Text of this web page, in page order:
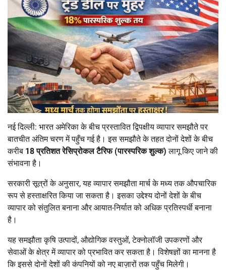
नई दिल्ली: भारत अमेरिका के बीच प्रस्तावित द्विपक्षीय व्यापार समझौते पर
बातचीत अंतिम चरण में पहुँच गई है। इस समझौते के तहत दोनों देशों के बीच
करीब 18 प्रतिशत रेसिप्रोकल टैरिफ (पारस्परिक शुल्क) लागू किए जाने की
संभावना है।
सरकारी सूत्रों के अनुसार, यह व्यापार समझौता मार्च के मध्य तक औपचारिक
रूप से हस्ताक्षरित किया जा सकता है। इसका उद्देश्य दोनों देशों के बीच
व्यापार को संतुलित बनाना और आयात-निर्यात को अधिक प्रतिस्पर्धी बनाना
है।
यह समझौता कृषि उत्पादों, औद्योगिक वस्तुओं, टेक्नोलॉजी उपकरणों और
सेवाओं के क्षेत्र में व्यापार को प्रभावित कर सकता है। विशेषज्ञों का मानना है
कि इससे दोनों देशों की कंपनियों को नए बाज़ारों तक पहुँच मिलेगी।